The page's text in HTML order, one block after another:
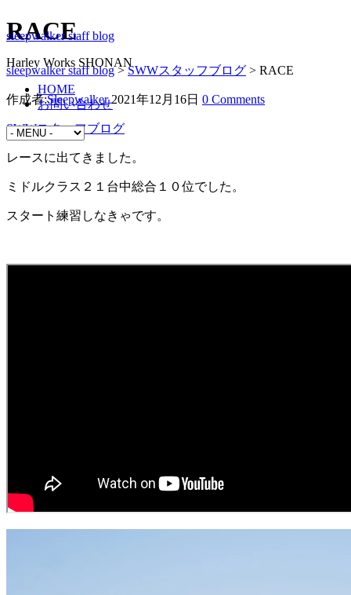
sleepwalker staff blog
Harley Works SHONAN
HOME
お問い合わせ
RACE
sleepwalker staff blog>SWWスタッフブログ > RACE
作成者:Sleepwalker 2021年12月16日 0 Comments
SWWスタッフブログ
レースに出てきました。
ミドルクラス２１台中総合１０位でした。
スタート練習しなきゃです。